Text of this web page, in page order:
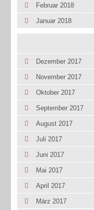
Februar 2018
Januar 2018
Dezember 2017
November 2017
Oktober 2017
September 2017
August 2017
Juli 2017
Juni 2017
Mai 2017
April 2017
März 2017